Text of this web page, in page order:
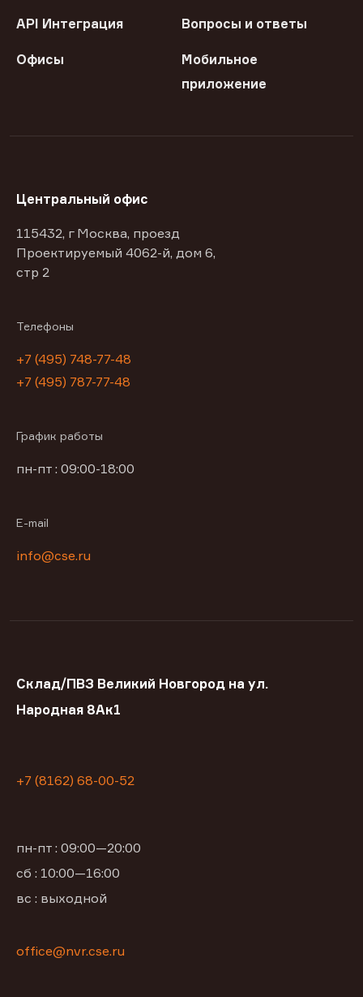
API Интеграция Вопросы и ответы
Офисы
Мобильное
приложение
Центральный офис
115432, г Москва, проезд
Проектируемый 4062-й, дом 6,
стр 2
Телефоны
+7 (495) 748-77-48
+7 (495) 787-77-48
График работы
пн-пт : 09:00-18:00
E-mail
info@cse.ru
Склад/ПВЗ Великий Новгород на ул.
Народная 8Ак1
+7 (8162) 68-00-52
пн-пт : 09:00—20:00
сб : 10:00—16:00
вс : выходной
office@nvr.cse.ru